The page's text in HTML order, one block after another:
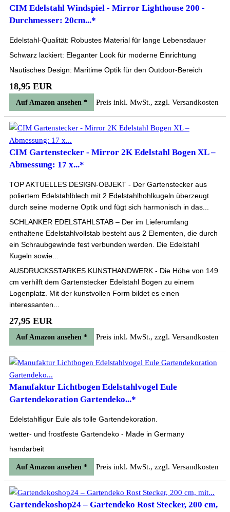
CIM Edelstahl Windspiel - Mirror Lighthouse 200 -
Durchmesser: 20cm...*
Edelstahl-Qualität: Robustes Material für lange Lebensdauer
Schwarz lackiert: Eleganter Look für moderne Einrichtung
Nautisches Design: Maritime Optik für den Outdoor-Bereich
18,95 EUR
Auf Amazon ansehen * Preis inkl. MwSt., zzgl. Versandkosten
CIM Gartenstecker - Mirror 2K Edelstahl Bogen XL –
Abmessung: 17 x...*
TOP AKTUELLES DESIGN-OBJEKT - Der Gartenstecker aus
poliertem Edelstahlblech mit 2 Edelstahlhohlkugeln überzeugt
durch seine moderne Optik und fügt sich harmonisch in das...
SCHLANKER EDELSTAHLSTAB – Der im Lieferumfang
enthaltene Edelstahlvollstab besteht aus 2 Elementen, die durch
ein Schraubgewinde fest verbunden werden. Die Edelstahl
Kugeln sowie...
AUSDRUCKSSTARKES KUNSTHANDWERK - Die Höhe von 149
cm verhilft dem Gartenstecker Edelstahl Bogen zu einem
Logenplatz. Mit der kunstvollen Form bildet es einen
interessanten...
27,95 EUR
Auf Amazon ansehen * Preis inkl. MwSt., zzgl. Versandkosten
Manufaktur Lichtbogen Edelstahlvogel Eule
Gartendekoration Gartendeko...*
Edelstahlfigur Eule als tolle Gartendekoration.
wetter- und frostfeste Gartendeko - Made in Germany
handarbeit
Auf Amazon ansehen * Preis inkl. MwSt., zzgl. Versandkosten
Gartendekoshop24 – Gartendeko Rost Stecker, 200 cm,